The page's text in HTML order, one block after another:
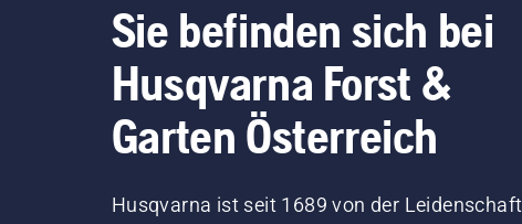
Sie befinden sich bei
Husqvarna Forst &
Garten Österreich
Husqvarna ist seit 1689 von der Leidenschaft